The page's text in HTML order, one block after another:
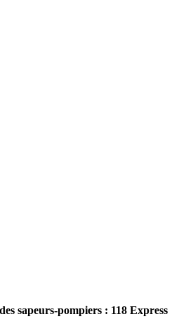
sapeurs-pompiers : 118 Express